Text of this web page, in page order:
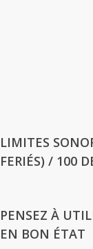
LIMITES
FERIÉS) / 100
PENSEZ À
EN BON ÉTAT